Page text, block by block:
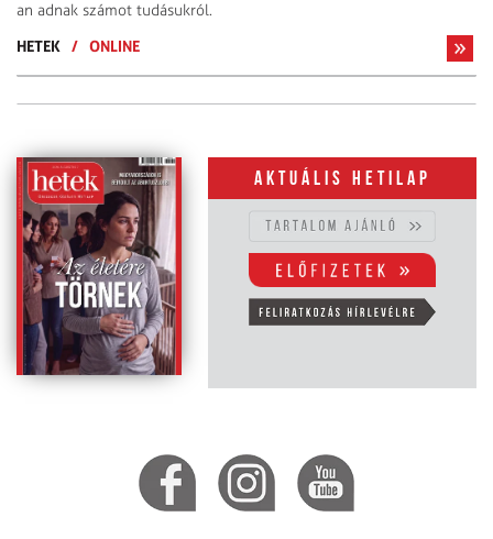
an adnak számot tudásukról.
HETEK
/ ONLINE
Aktuális hetilap